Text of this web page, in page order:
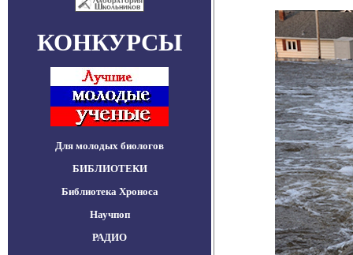
КОНКУРСЫ
Для молодых биологов
БИБЛИОТЕКИ
Библиотека Хроноса
Научпоп
РАДИО